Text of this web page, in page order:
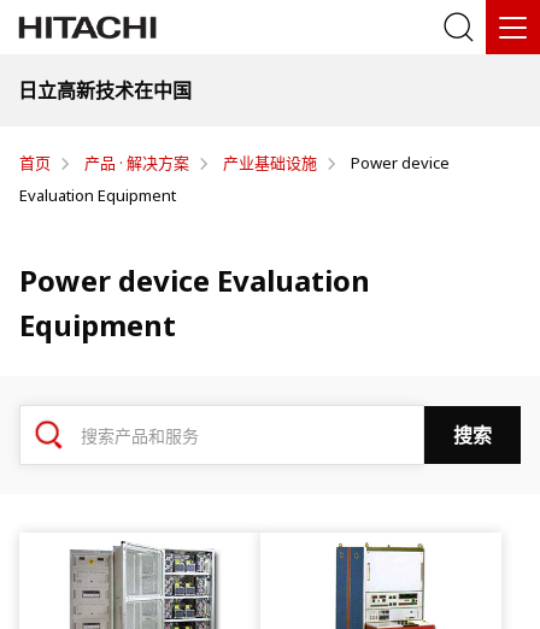
日立高新技术在中国
首页 产品 · 解决方案 产业基础设施
Power device
Evaluation Equipment
Power device Evaluation
Equipment